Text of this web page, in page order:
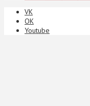
VK
ОК
Youtube